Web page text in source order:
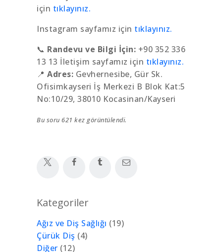
için tıklayınız.
Instagram sayfamız için tıklayınız.
📞 Randevu ve Bilgi İçin: +90 352 336
13 13 İletişim sayfamız için tıklayınız.
📍 Adres: Gevhernesibe, Gür Sk.
Ofisimkayseri İş Merkezi B Blok Kat:5
No:10/29, 38010 Kocasinan/Kayseri
Bu soru 621 kez görüntülendi.
Kategoriler
Ağız ve Diş Sağlığı (19)
Çürük Diş (4)
Diğer (12)